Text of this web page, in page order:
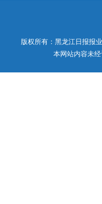
版权所有：黑龙江日报报
本网站内容未